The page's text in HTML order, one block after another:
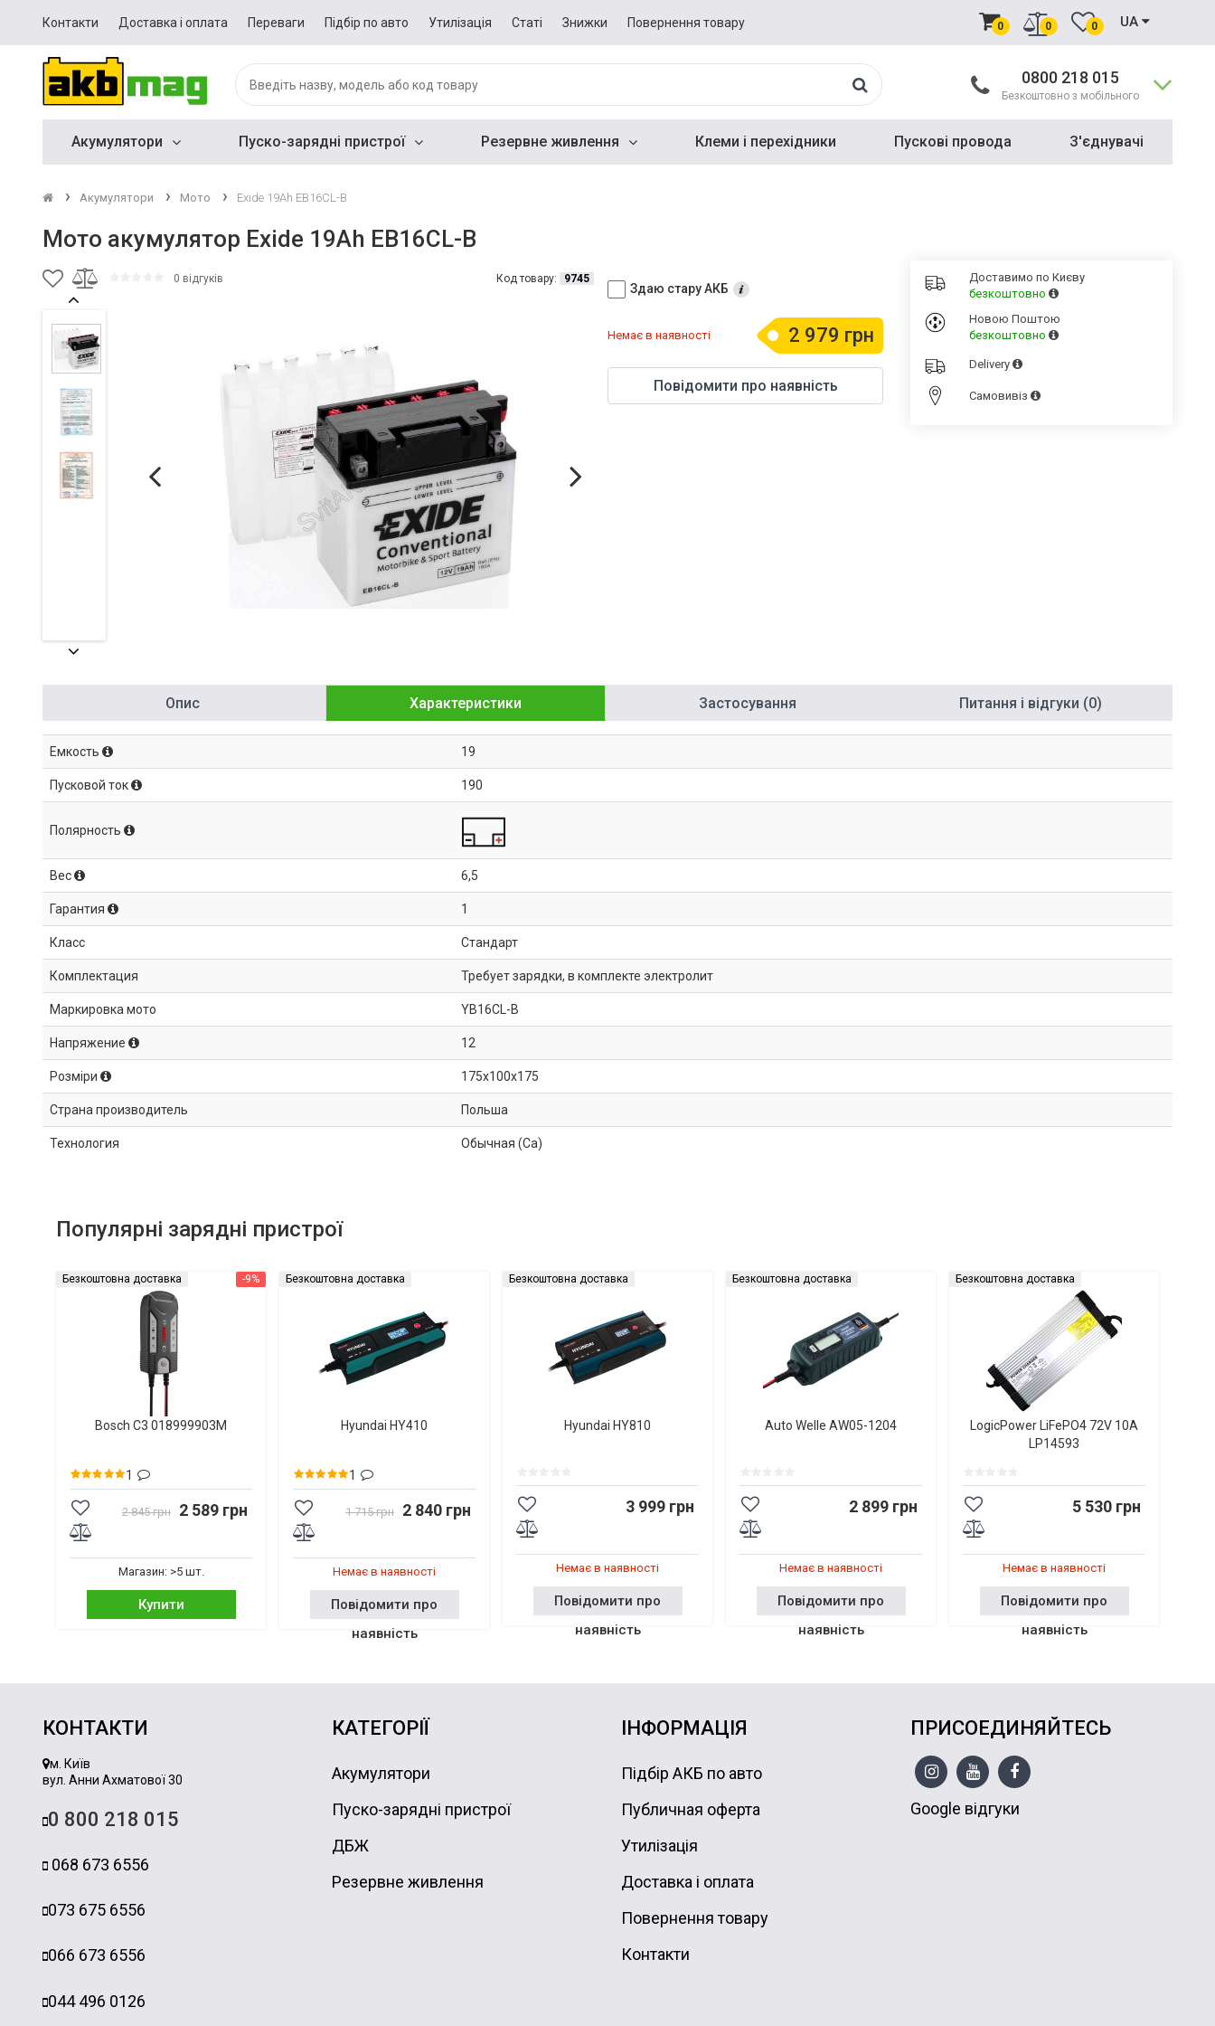
Контакти Доставка і оплата Переваги Підбір по авто Утилізація Статі Знижки Повернення товару 0 0 0 UA
0800 218 015
Безкоштовно з мобільного
Акумулятори Пуско-зарядні пристрої Резервне живлення Клеми і перехідники Пускові провода З'єднувачі
Акумулятори Мото Exide 19Ah EB16CL-B
Мото акумулятор Exide 19Ah EB16CL-B
0 відгуків Код товару: 9745
Здаю стару АКБ
2 979 грн
Немає в наявності
Повідомити про наявність
Доставимо по Києву
безкоштовно
Новою Поштою
безкоштовно
Delivery
Cамовивіз
Опис Характеристики Застосування Питання і відгуки (0)
Емкость 19
Пусковой ток 190
Полярность
Вес 6,5
Гарантия 1
Класс Стандарт
Комплектация Требует зарядки, в комплекте электролит
Маркировка мото YB16CL-B
Напряжение 12
Розміри 175x100x175
Страна производитель Польша
Технология Обычная (Ca)
Популярні зарядні пристрої
-9%
Безкоштовна доставка
Bosch C3 018999903M
1
2 845 грн 2 589 грн
Магазин: >5 шт.
Купити
Безкоштовна доставка
Hyundai HY410
1
1 715 грн 2 840 грн
Немає в наявності
Повідомити про
наявність
Безкоштовна доставка
Hyundai HY810
3 999 грн
Немає в наявності
Повідомити про
наявність
Безкоштовна доставка
Auto Welle AW05-1204
2 899 грн
Немає в наявності
Повідомити про
наявність
Безкоштовна доставка
LogicPower LiFePO4 72V 10A
LP14593
5 530 грн
Немає в наявності
Повідомити про
наявність
КОНТАКТИ
м. Київ
вул. Анни Ахматової 30
0 800 218 015
068 673 6556
073 675 6556
066 673 6556
044 496 0126
КАТЕГОРІЇ
Акумулятори
Пуско-зарядні пристрої
ДБЖ
Резервне живлення
ІНФОРМАЦІЯ
Підбір АКБ по авто
Публичная оферта
Утилізація
Доставка і оплата
Повернення товару
Контакти
ПРИСОЕДИНЯЙТЕСЬ
Google відгуки